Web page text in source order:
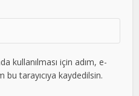
kullanılması için adım, e-
tarayıcıya kaydedilsin.